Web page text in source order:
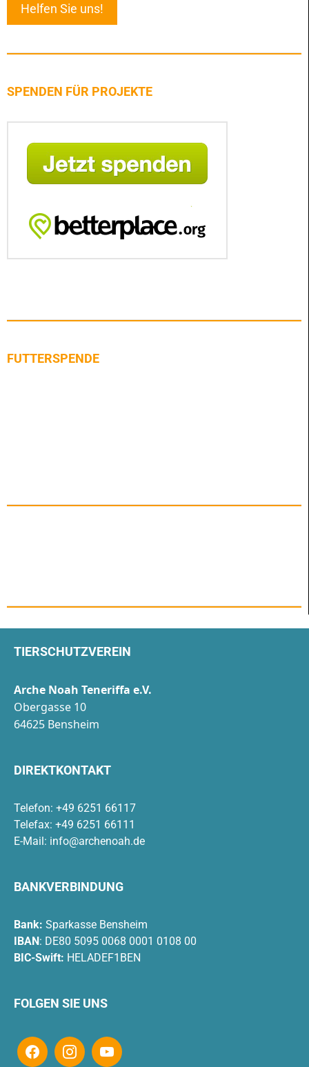
Helfen Sie uns!
SPENDEN FÜR PROJEKTE
FUTTERSPENDE
TIERSCHUTZVEREIN
Arche Noah Teneriffa e.V.
Obergasse 10
64625 Bensheim
DIREKTKONTAKT
Telefon: +49 6251 66117
Telefax: +49 6251 66111
E-Mail: info@archenoah.de
BANKVERBINDUNG
Bank: Sparkasse Bensheim
IBAN: DE80 5095 0068 0001 0108 00
BIC-Swift: HELADEF1BEN
FOLGEN SIE UNS